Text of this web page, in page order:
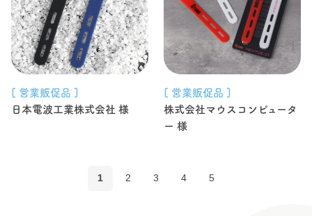
[ 営業販促品 ]
日本電波工業株式会社 様
[ 営業販促品 ]
株式会社マウスコンピュータ
ー 様
1 2 3 4 5